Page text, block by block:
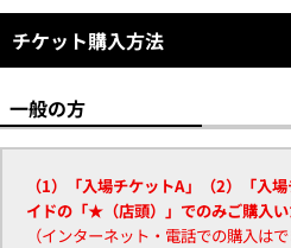
チケット購入方法
一般の方
（1）「入場チケットA」（2）「入
イドの「★（店頭）」でのみご購入い
（インターネット・電話での購入はで